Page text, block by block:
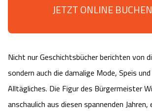
Ferienwohnungen
Ferienhäuser
Pensionen
Camping
Ausflugsziele
Wandern
Reiten
Adventure Schnucken Golf
Wildpark Lüneburger
Wellness-Unterkünfte
THERMEplus®
Veranstaltungen
Veranstaltungen & Führungen
Sehenswürdigkeiten Celle
Nicht nur Geschichtsbücher berichten von
sondern auch die damalige Mode, Speis
Alltägliches. Die Figur des Bürgermeister
anschaulich aus diesen spannenden
JETZT ONLINE BUCHEN